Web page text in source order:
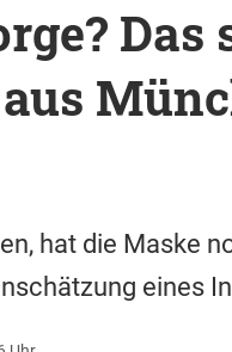
Das
hat die Maske
eines